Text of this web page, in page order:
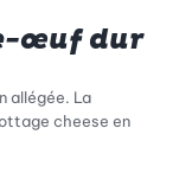
œuf dur
allégée. La
cheese en